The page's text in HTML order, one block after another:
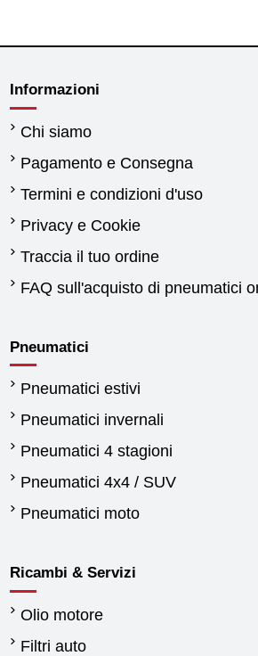
Informazioni
Chi siamo
Pagamento e Consegna
Termini e condizioni d'uso
Privacy e Cookie
Traccia il tuo ordine
FAQ sull'acquisto di pneumatici
Pneumatici
Pneumatici estivi
Pneumatici invernali
Pneumatici 4 stagioni
Pneumatici 4x4 / SUV
Pneumatici moto
Ricambi & Servizi
Olio motore
Filtri auto